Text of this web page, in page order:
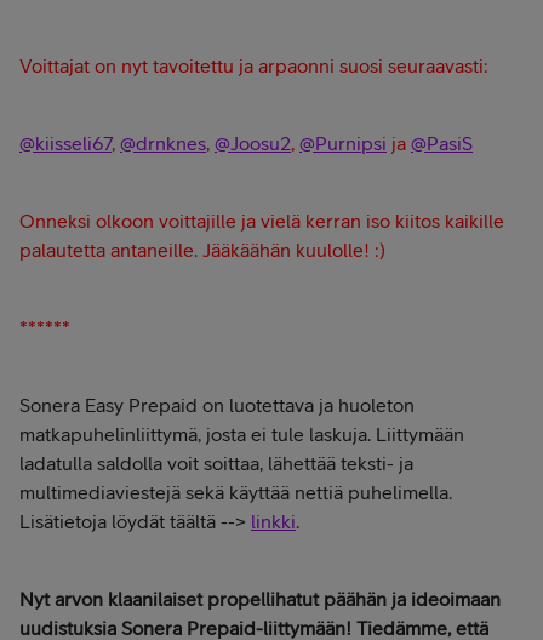
Voittajat on nyt tavoitettu ja arpaonni suosi seuraavasti:
@kiisseli67, @drnknes, @Joosu2, @Purnipsi ja @PasiS
Onneksi olkoon voittajille ja vielä kerran iso kiitos kaikille
palautetta antaneille. Jääkäähän kuulolle! :)
******
Sonera Easy Prepaid on luotettava ja huoleton
matkapuhelinliittymä, josta ei tule laskuja. Liittymään
ladatulla saldolla voit soittaa, lähettää teksti- ja
multimediaviestejä sekä käyttää nettiä puhelimella.
Lisätietoja löydät täältä --> linkki.
Nyt arvon klaanilaiset propellihatut päähän ja ideoimaan
uudistuksia Sonera Prepaid-liittymään! Tiedämme, että